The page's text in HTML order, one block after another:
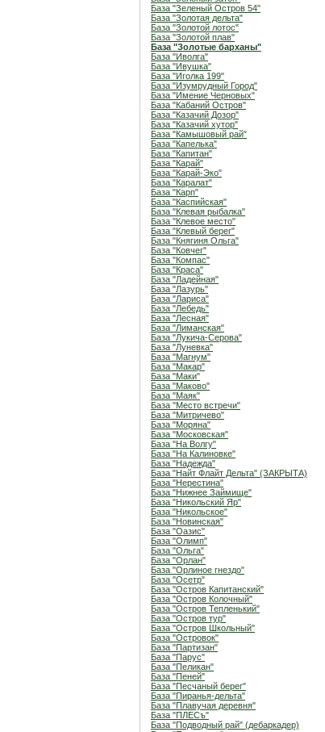
База "Зеленый Остров 54"
База "Золотая дельта"
База "Золотой лотос"
База "Золотой плав"
База "Золотые барханы"
База "Иволга"
База "Ивушка"
База "Иголка 199"
База "Изумрудный Город"
База "Имение Черновых"
База "Кабаний Остров"
База "Казачий Дозор"
База "Казачий хутор"
База "Камышовый рай"
База "Капелька"
База "Капитан"
База "Карай"
База "Карай-Эко"
База "Каралат"
База "Карп"
База "Каспийская"
База "Клевая рыбалка"
База "Клевое место"
База "Клевый берег"
База "Княгиня Ольга"
База "Ковчег"
База "Компас"
База "Краса"
База "Ладейная"
База "Лазурь"
База "Лариса"
База "Лебедь"
База "Лесная"
База "Лиманская"
База "Лукича-Серова"
База "Луневка"
База "Магнум"
База "Макар"
База "Маки"
База "Маково"
База "Маяк"
База "Место встречи"
База "Митричево"
База "Моряна"
База "Московская"
База "На Волгу"
База "На Калиновке"
База "Надежда"
База "Найт Флайт Дельта" (ЗАКРЫТА)
База "Нерестина"
База "Нижнее Займище"
База "Никольский Яр"
База "Никольское"
База "Новинская"
База "Оазис"
База "Олимп"
База "Ольга"
База "Орлан"
База "Орлиное гнездо"
База "Осетр"
База "Остров Капитанский"
База "Остров Колочный"
База "Остров Тепленький"
База "Остров тур"
База "Остров Школьный"
База "Островок"
База "Партизан"
База "Парус"
База "Пеликан"
База "Пеней"
База "Песчаный берег"
База "Пиранья-дельта"
База "Плавучая деревня"
База "ПЛЕСъ"
База "Подводный рай" (дебаркадер)